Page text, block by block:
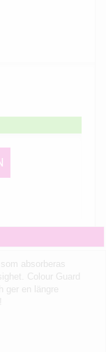
absorberas
Colour Guard
en längre